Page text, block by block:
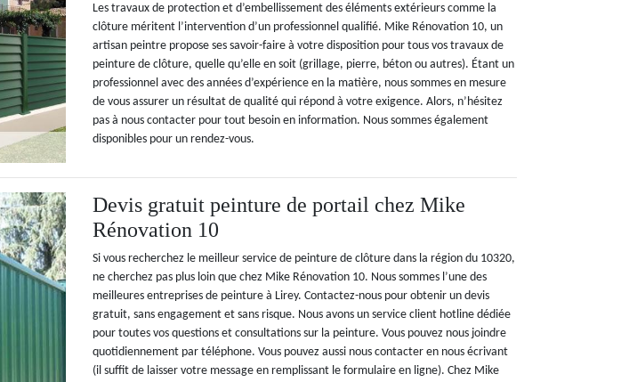
Les travaux de protection et d’embellissement des éléments extérieurs comme la
clôture méritent l’intervention d’un professionnel qualifié. Mike Rénovation 10, un
artisan peintre propose ses savoir-faire à votre disposition pour tous vos travaux de
peinture de clôture, quelle qu’elle en soit (grillage, pierre, béton ou autres). Étant un
professionnel avec des années d’expérience en la matière, nous sommes en mesure
de vous assurer un résultat de qualité qui répond à votre exigence. Alors, n’hésitez
pas à nous contacter pour tout besoin en information. Nous sommes également
disponibles pour un rendez-vous.
Devis gratuit peinture de portail chez Mike
Rénovation 10
Si vous recherchez le meilleur service de peinture de clôture dans la région du 10320,
ne cherchez pas plus loin que chez Mike Rénovation 10. Nous sommes l’une des
meilleures entreprises de peinture à Lirey. Contactez-nous pour obtenir un devis
gratuit, sans engagement et sans risque. Nous avons un service client hotline dédiée
pour toutes vos questions et consultations sur la peinture. Vous pouvez nous joindre
quotidiennement par téléphone. Vous pouvez aussi nous contacter en nous écrivant
(il suffit de laisser votre message en remplissant le formulaire en ligne). Chez Mike